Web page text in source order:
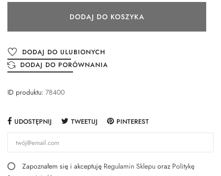
DODAJ DO KOSZYKA
DODAJ DO ULUBIONYCH
DODAJ DO PORÓWNANIA
ID produktu: 78400
UDOSTĘPNIJ TWEETUJ PINTEREST
Zapoznałem się i akceptuję Regulamin Sklepu oraz Politykę